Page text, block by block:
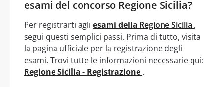
esami del concorso Regione Sicilia?
Per registrarti agli esami della Regione Sicilia ,
segui questi semplici passi. Prima di tutto, visita
la pagina ufficiale per la registrazione degli
esami. Trovi tutte le informazioni necessarie qui:
Regione Sicilia - Registrazione .